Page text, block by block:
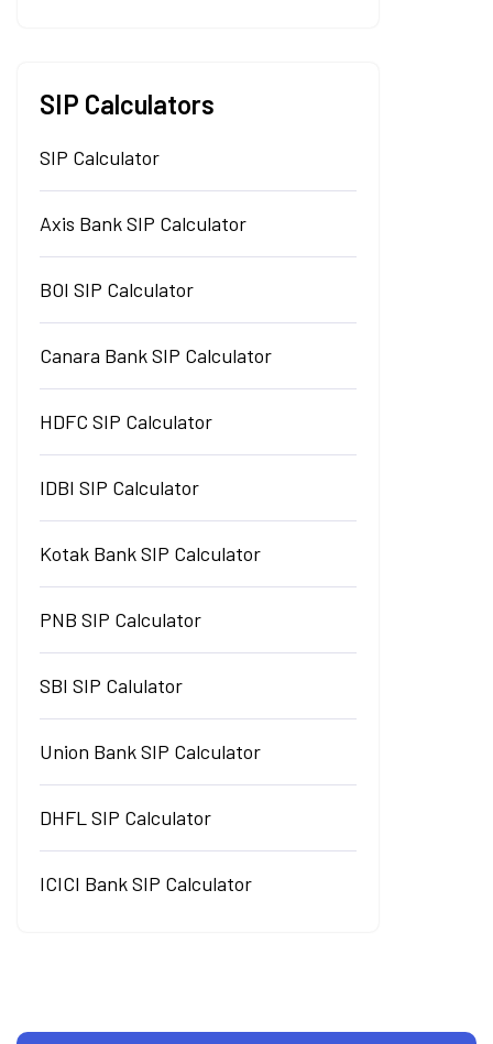
SIP Calculators
SIP Calculator
Axis Bank SIP Calculator
BOI SIP Calculator
Canara Bank SIP Calculator
HDFC SIP Calculator
IDBI SIP Calculator
Kotak Bank SIP Calculator
PNB SIP Calculator
SBI SIP Calulator
Union Bank SIP Calculator
DHFL SIP Calculator
ICICI Bank SIP Calculator